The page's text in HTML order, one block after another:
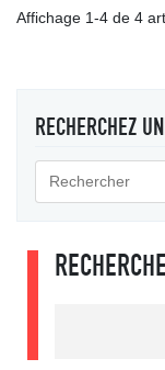
Affichage 1-4 de 4
RECHERCHEZ